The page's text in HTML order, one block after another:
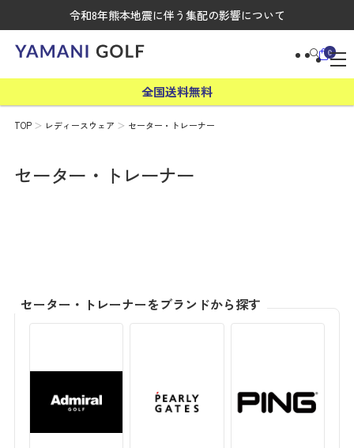
令和8年熊本地震に伴う集配の影響について
0
全国送料無料
TOP レディースウェア セーター・トレーナー
セーター・トレーナー
セーター・トレーナーをブランドから探す